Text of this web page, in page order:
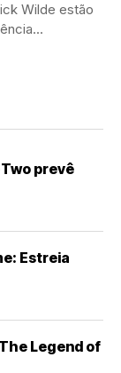
Wilde estão
prevê
Estreia
Legend of